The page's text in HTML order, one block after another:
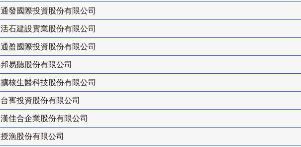
通發國際投資股份有限公司
活石建設實業股份有限公司
通盈國際投資股份有限公司
邦易聽股份有限公司
擴核生醫科技股份有限公司
台寯投資股份有限公司
漢佳合企業股份有限公司
授漁股份有限公司